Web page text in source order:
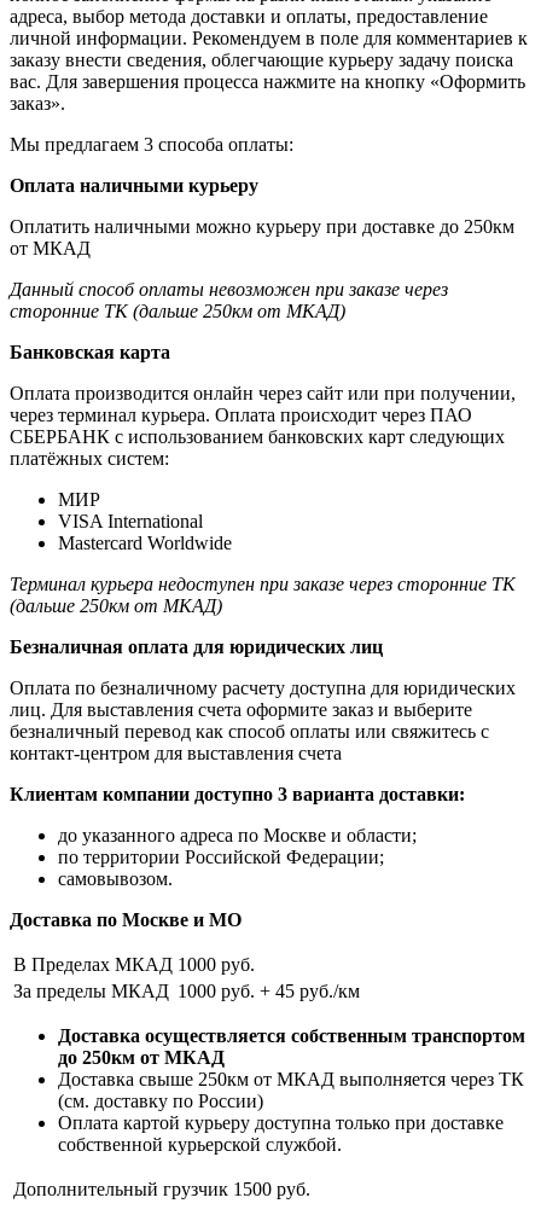
адреса, выбор метода доставки и оплаты, предоставление
личной информации. Рекомендуем в поле для комментариев к
заказу внести сведения, облегчающие курьеру задачу поиска
вас. Для завершения процесса нажмите на кнопку «Оформить
заказ».
Мы предлагаем 3 способа оплаты:
Оплата наличными курьеру
Оплатить наличными можно курьеру при доставке до 250км
от МКАД
Данный способ оплаты невозможен при заказе через
сторонние ТК (дальше 250км от МКАД)
Банковская карта
Оплата производится онлайн через сайт или при получении,
через терминал курьера. Оплата происходит через ПАО
СБЕРБАНК с использованием банковских карт следующих
платёжных систем:
МИР
VISA International
Mastercard Worldwide
Терминал курьера недоступен при заказе через сторонние ТК
(дальше 250км от МКАД)
Безналичная оплата для юридических лиц
Оплата по безналичному расчету доступна для юридических
лиц. Для выставления счета оформите заказ и выберите
безналичный перевод как способ оплаты или свяжитесь с
контакт-центром для выставления счета
Клиентам компании доступно 3 варианта доставки:
до указанного адреса по Москве и области;
по территории Российской Федерации;
самовывозом.
Доставка по Москве и МО
В Пределах МКАД 1000 руб.
За пределы МКАД 1000 руб. + 45 руб./км
Доставка осуществляется собственным транспортом
до 250км от МКАД
Доставка свыше 250км от МКАД выполняется через ТК
(см. доставку по России)
Оплата картой курьеру доступна только при доставке
собственной курьерской службой.
Дополнительный грузчик 1500 руб.